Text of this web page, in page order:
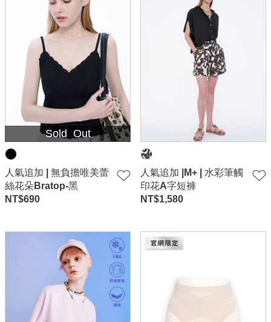
Sold Out
人氣追加 | 無負擔唯美蕾
絲花朵Bratop-黑
NT$690
人氣追加 |M+ | 水彩筆觸
印花A字短褲
NT$1,580